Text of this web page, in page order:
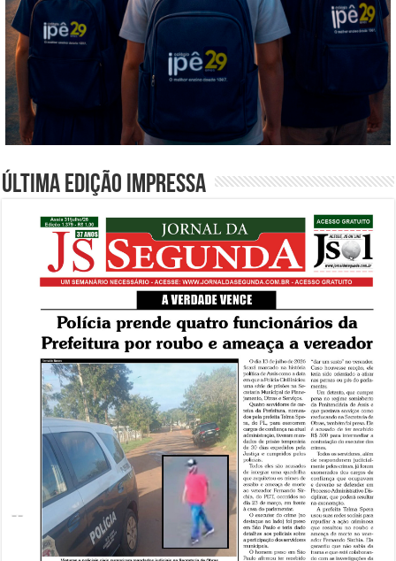
Última edição impressa